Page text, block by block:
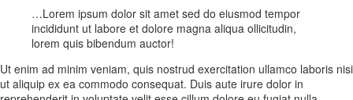
…Lorem ipsum dolor sit amet sed do eiusmod tempor
incididunt ut labore et dolore magna aliqua ollicitudin,
lorem quis bibendum auctor!
Ut enim ad minim veniam, quis nostrud exercitation ullamco laboris nisi
ut aliquip ex ea commodo consequat. Duis aute irure dolor in